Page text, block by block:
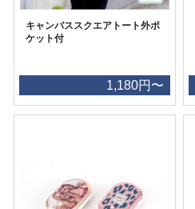
キャンバススクエアトート外ポ
ケット付
1,180円〜